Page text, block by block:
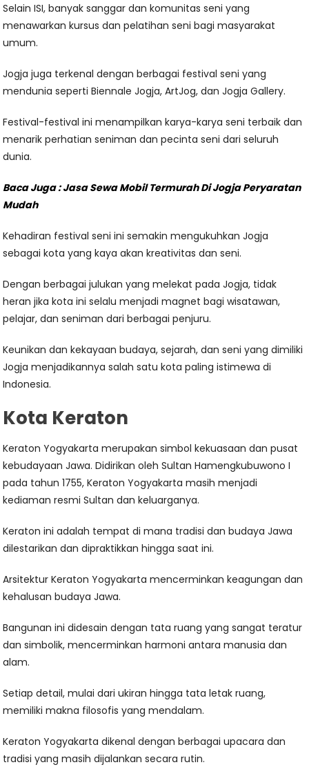
Selain ISI, banyak sanggar dan komunitas seni yang
menawarkan kursus dan pelatihan seni bagi masyarakat
umum.
Jogja juga terkenal dengan berbagai festival seni yang
mendunia seperti Biennale Jogja, ArtJog, dan Jogja Gallery.
Festival-festival ini menampilkan karya-karya seni terbaik dan
menarik perhatian seniman dan pecinta seni dari seluruh
dunia.
Baca Juga :Jasa Sewa Mobil Termurah Di Jogja Peryaratan
Mudah
Kehadiran festival seni ini semakin mengukuhkan Jogja
sebagai kota yang kaya akan kreativitas dan seni.
Dengan berbagai julukan yang melekat pada Jogja, tidak
heran jika kota ini selalu menjadi magnet bagi wisatawan,
pelajar, dan seniman dari berbagai penjuru.
Keunikan dan kekayaan budaya, sejarah, dan seni yang dimiliki
Jogja menjadikannya salah satu kota paling istimewa di
Indonesia.
Kota Keraton
Keraton Yogyakarta merupakan simbol kekuasaan dan pusat
kebudayaan Jawa. Didirikan oleh Sultan Hamengkubuwono I
pada tahun 1755, Keraton Yogyakarta masih menjadi
kediaman resmi Sultan dan keluarganya.
Keraton ini adalah tempat di mana tradisi dan budaya Jawa
dilestarikan dan dipraktikkan hingga saat ini.
Arsitektur Keraton Yogyakarta mencerminkan keagungan dan
kehalusan budaya Jawa.
Bangunan ini didesain dengan tata ruang yang sangat teratur
dan simbolik, mencerminkan harmoni antara manusia dan
alam.
Setiap detail, mulai dari ukiran hingga tata letak ruang,
memiliki makna filosofis yang mendalam.
Keraton Yogyakarta dikenal dengan berbagai upacara dan
tradisi yang masih dijalankan secara rutin.